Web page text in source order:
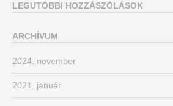
LEGUTÓBBI HOZZÁSZÓLÁSOK
ARCHÍVUM
2024. november
2021. január